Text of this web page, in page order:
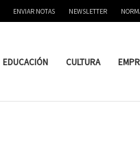
ENVIAR NOTAS NEWSLETTER
EDUCACIÓN CULTURA